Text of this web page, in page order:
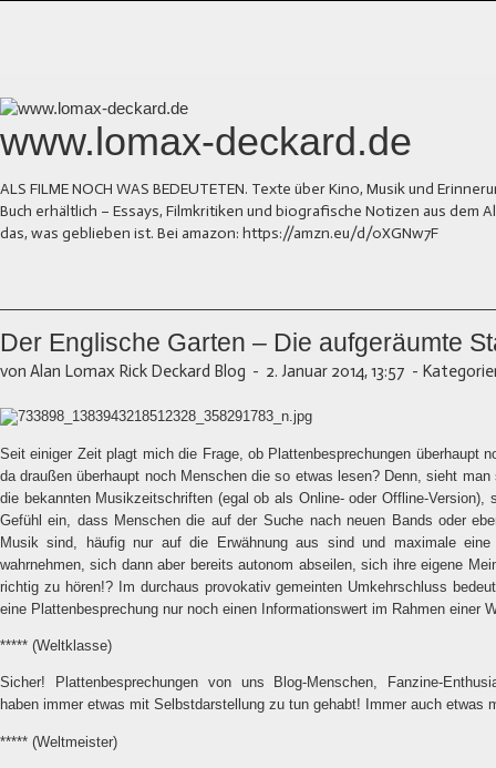
www.lomax-deckard.de
ALS FILME NOCH WAS BEDEUTETEN. Texte über Kino, Musik und
Buch erhältlich – Essays, Filmkritiken und biografische Notizen aus dem
das, was geblieben ist. Bei amazon: https://amzn.eu/d/0XGNw7F
Der Englische Garten – Die aufgeräumte
von Alan Lomax Rick Deckard Blog - 2. Januar 2014, 13:57 -
Seit einiger Zeit plagt mich die Frage, ob Plattenbesprechungen überhaupt
da draußen überhaupt noch Menschen die so etwas lesen? Denn, sieht
die bekannten Musikzeitschriften (egal ob als Online- oder Offline-Version),
Gefühl ein, dass Menschen die auf der Suche nach neuen Bands oder
Musik sind, häufig nur auf die Erwähnung aus sind und maximale eine
wahrnehmen, sich dann aber bereits autonom abseilen, sich ihre eigene
richtig zu hören!? Im durchaus provokativ gemeinten Umkehrschluss
eine Plattenbesprechung nur noch einen Informationswert im Rahmen einer
***** (Weltklasse)
Sicher! Plattenbesprechungen von uns Blog-Menschen, Fanzine-
haben immer etwas mit Selbstdarstellung zu tun gehabt! Immer auch etwas
***** (Weltmeister)